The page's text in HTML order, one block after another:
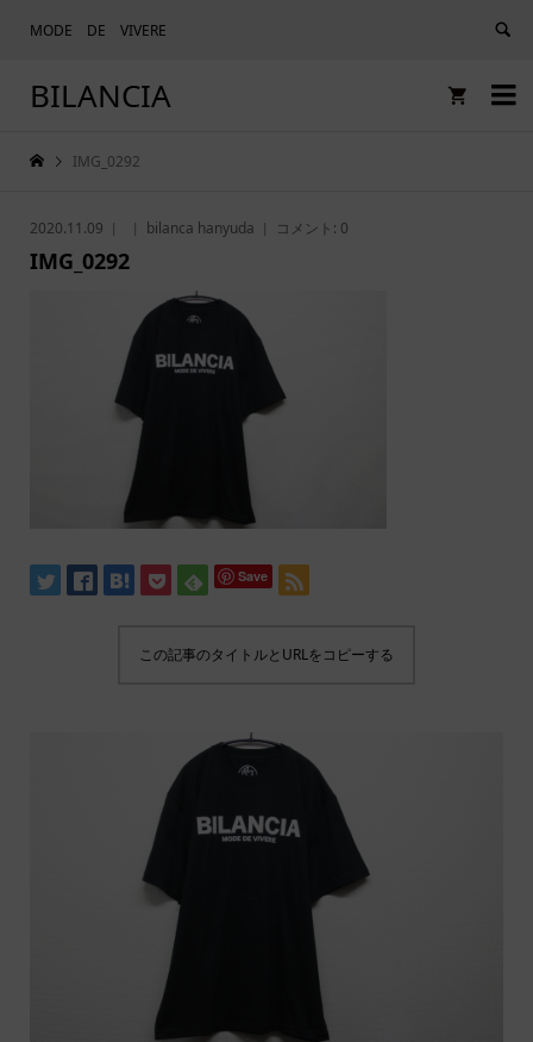
MODE DE VIVERE

BILANCIA 
IMG_0292
2020.11.09 bilanca hanyuda コメント: 0
IMG_0292
Save
この記事のタイトルとURLをコピーする